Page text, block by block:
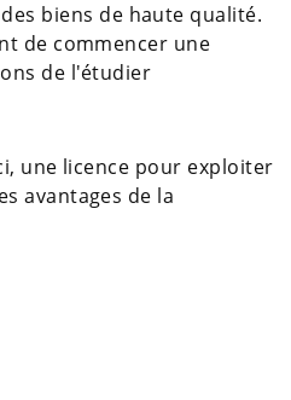
biens de haute qualité.
de commencer une
de l'étudier
une licence pour exploiter
avantages de la